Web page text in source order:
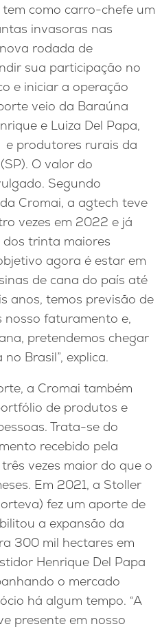
como carro-chefe um
invasoras nas
rodada de
sua participação no
e iniciar a operação
veio da Baraúna
e Luiza Del Papa,
produtores rurais da
O valor do
Segundo
Cromai, a agtech teve
vezes em 2022 e já
trinta maiores
agora é estar em
de cana do país até
anos, temos previsão de
nosso faturamento e,
pretendemos chegar
Brasil”, explica.
a Cromai também
de produtos e
Trata-se do
recebido pela
vezes maior do que o
Em 2021, a Stoller
fez um aporte de
a expansão da
300 mil hectares em
Henrique Del Papa
o mercado
há algum tempo. “A
presente em nosso